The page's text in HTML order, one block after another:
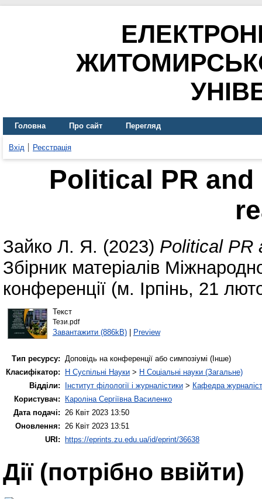
Головна Про сайт Перегляд
Вхід Реєстрація
Political PR
Зайко Л. Я. (2023) Political PR
Збірник матеріалів
конференції (м. Ірпінь, 21
Текст
Тези.pdf
Завантажити (886kB)| Preview
Тип ресурсу: Доповідь на конференції або симпозіумі (Інше)
Класифікатор:
H Суспільні Науки > H Соціальні науки (Загальне)
Відділи:
Інститут філології і журналістики > Кафедра
Користувач:
Кароліна Сергіївна Василенко
Дата подачі: 26 Квіт 2023 13:50
Оновлення: 26 Квіт 2023 13:51
URI:
https://eprints.zu.edu.ua/id/eprint/36638
Дії ​​(потрібно ввійти)